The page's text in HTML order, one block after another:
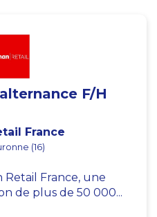
F/H
France
(16)
Retail France, une
de plus de 50 000...